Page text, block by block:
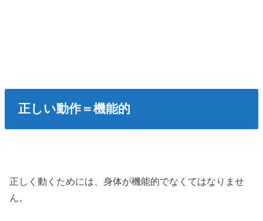
正しい動作＝機能的
正しく動くためには、身体が機能的でなくてはなりませ
ん。